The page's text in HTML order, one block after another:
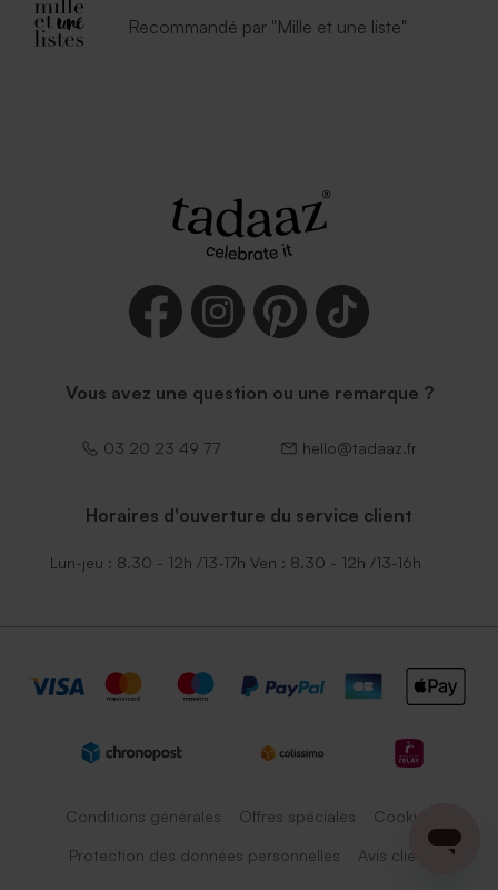
Recommandé par "Mille et une liste"
Vous avez une question ou une remarque ?
03 20 23 49 77 hello@tadaaz.fr
Horaires d'ouverture du service client
Lun-jeu : 8.30 - 12h /13-17h Ven : 8.30 - 12h /13-16h
Conditions générales Offres spéciales Cookies
Protection des données personnelles Avis client